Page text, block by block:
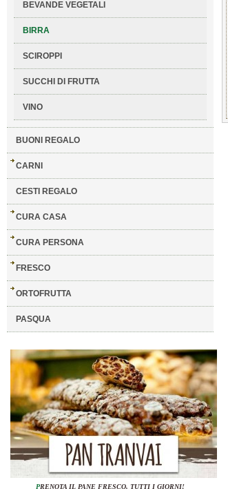
BEVANDE VEGETALI
BIRRA
SCIROPPI
SUCCHI DI FRUTTA
VINO
BUONI REGALO
CARNI
CESTI REGALO
CURA CASA
CURA PERSONA
FRESCO
ORTOFRUTTA
PASQUA
PRENOTA IL PANE FRESCO, TUTTI I GIORNI!